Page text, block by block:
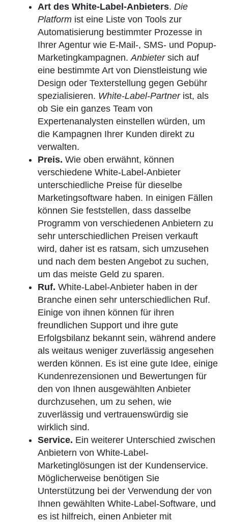
Art des White-Label-Anbieters. Die
Platform ist eine Liste von Tools zur
Automatisierung bestimmter Prozesse in
Ihrer Agentur wie E-Mail-, SMS- und Popup-
Marketingkampagnen. Anbietersich auf
eine bestimmte Art von Dienstleistung wie
Design oder Texterstellung gegen Gebühr
spezialisieren. White-Label-Partnerist, als
ob Sie ein ganzes Team von
Expertenanalysten einstellen würden, um
die Kampagnen Ihrer Kunden direkt zu
verwalten.
Preis. Wie oben erwähnt, können
verschiedene White-Label-Anbieter
unterschiedliche Preise für dieselbe
Marketingsoftware haben. In einigen Fällen
können Sie feststellen, dass dasselbe
Programm von verschiedenen Anbietern zu
sehr unterschiedlichen Preisen verkauft
wird, daher ist es ratsam, sich umzusehen
und nach dem besten Angebot zu suchen,
um das meiste Geld zu sparen.
Ruf. White-Label-Anbieter haben in der
Branche einen sehr unterschiedlichen Ruf.
Einige von ihnen können für ihren
freundlichen Support und ihre gute
Erfolgsbilanz bekannt sein, während andere
als weitaus weniger zuverlässig angesehen
werden können. Es ist eine gute Idee, einige
Kundenrezensionen und Bewertungen für
den von Ihnen ausgewählten Anbieter
durchzusehen, um zu sehen, wie
zuverlässig und vertrauenswürdig sie
wirklich sind.
Service. Ein weiterer Unterschied zwischen
Anbietern von White-Label-
Marketinglösungen ist der Kundenservice.
Möglicherweise benötigen Sie
Unterstützung bei der Verwendung der von
Ihnen gewählten White-Label-Software, und
es ist hilfreich, einen Anbieter mit